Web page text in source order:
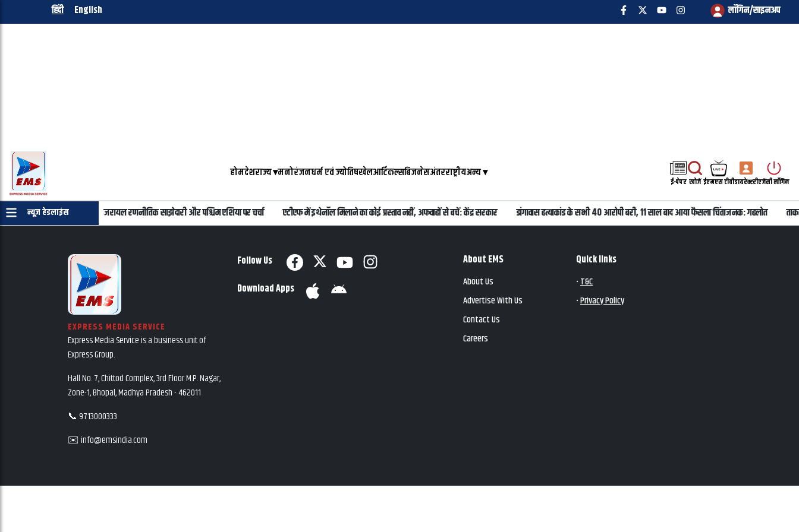
हिंदी English लॉगिन/साइनअप
होमदेशराज्य▾मनोरंजनधर्म एवं ज्योतिषखेलआर्टिकल्सबिजनेसअंतरराष्ट्रीयअन्य▾
ई-पेपर खोजें ईएमएस टीवीडायरेक्टरीएजेंसी लॉगिन
न्यूज़ हेडलाइंस
की फोन पर बातचीत, भारत-इजरायल रणनीतिक साझेदारी और पश्चिम एशिया पर चर्चा एटीएफ में इथेनॉल मिलाने का कोई प्रस्ताव नहीं, अफवाहों से बचें: केंद्र सरकार डांगावास हत्याकांड के सभी 40 आरोपी बरी, 11 साल बाद आया फैसला चिंताजनक: गहलोत
EXPRESS MEDIA SERVICE
Express Media Service is a business unit of
Express Group.
Hall No. 7, Chittod Complex, 3rd Floor M.P. Nagar,
Zone-1, Bhopal, Madhya Pradesh - 462011
📞 9713000333
✉️ info@emsindia.com
Follow Us
Download Apps
About EMS
About Us
Advertise With Us
Contact Us
Careers
Quick links
•T&C
•Privacy Policy